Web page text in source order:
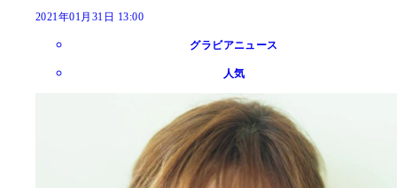
2021年01月31日 13:00
グラビアニュース
人気